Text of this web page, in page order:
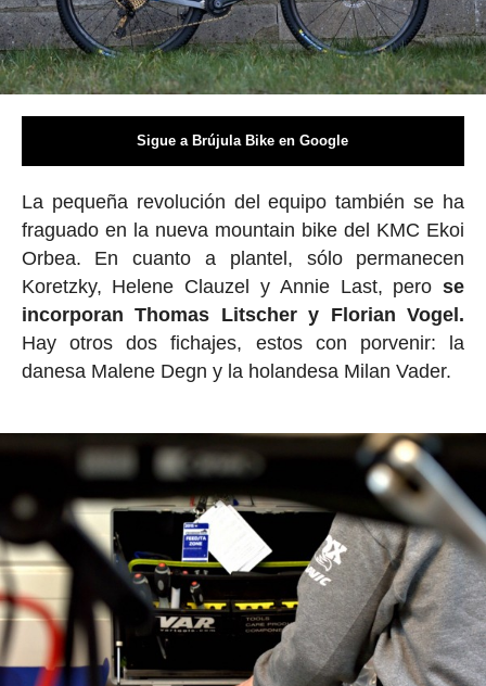
Sigue a Brújula Bike en Google
La pequeña revolución del equipo también se ha
fraguado en la nueva mountain bike del KMC Ekoi
Orbea. En cuanto a plantel, sólo permanecen
Koretzky, Helene Clauzel y Annie Last, perose
incorporan Thomas Litscher y Florian Vogel.
Hay otros dos fichajes, estos con porvenir: la
danesa Malene Degn y la holandesa Milan Vader.